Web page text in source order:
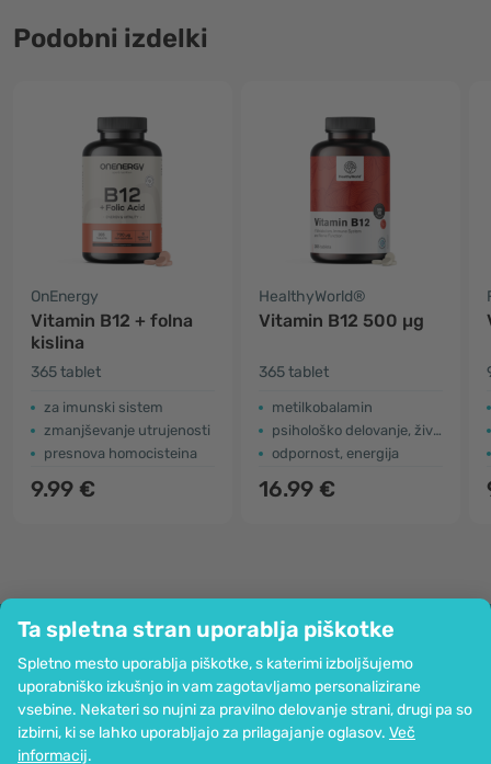
Ta spletna stran uporablja piškotke
Spletno mesto uporablja piškotke, s katerimi izboljšujemo
uporabniško izkušnjo in vam zagotavljamo personalizirane
vsebine. Nekateri so nujni za pravilno delovanje strani, drugi pa so
izbirni, ki se lahko uporabljajo za prilagajanje oglasov. Več
informacij.
Podobni izdelki
OnEnergy
Vitamin B12 + folna
kislina
365 tablet
za imunski sistem
zmanjševanje utrujenosti
presnova homocisteina
9.99 €
HealthyWorld®
Vitamin B12 500 µg
365 tablet
metilkobalamin
psihološko delovanje, živci
odpornost, energija
16.99 €
Podjetje
Informacije
Pridružite se nam
Pomoč in naročila